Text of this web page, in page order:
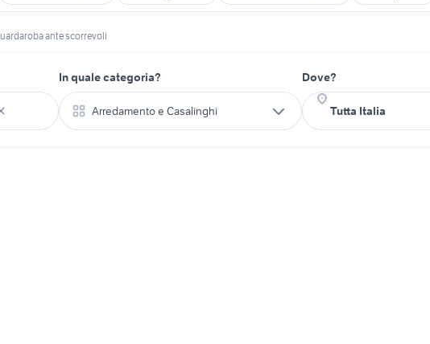
ante scorrevoli
In quale categoria?
Arredamento e Casalinghi
Dove?